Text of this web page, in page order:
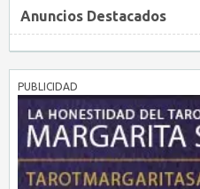
Anuncios Destacados
PUBLICIDAD